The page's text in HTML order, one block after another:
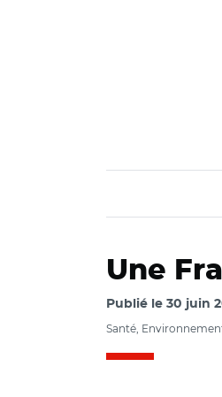
Une
Publié le 30 juin
Santé,